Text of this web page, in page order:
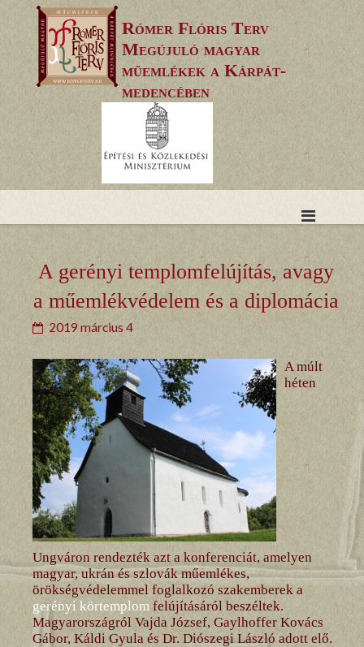
to
content
Rómer Flóris Terv
Megújuló magyar
műemlékek a Kárpát-
medencében
A gerényi templomfelújítás, avagy
a műemlékvédelem és a diplomácia
2019 március 4
A múlt
héten
Ungváron rendezték azt a konferenciát, amelyen
magyar, ukrán és szlovák műemlékes,
örökségvédelemmel foglalkozó szakemberek a
gerényi körtemplom felújításáról beszéltek.
Magyarországról Vajda József, Gaylhoffer Kovács
Gábor, Káldi Gyula és Dr. Diószegi László adott elő.